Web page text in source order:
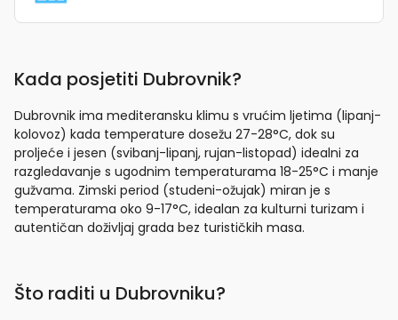
Kada posjetiti Dubrovnik?
Dubrovnik ima mediteransku klimu s vrućim ljetima (lipanj-
kolovoz) kada temperature dosežu 27-28°C, dok su
proljeće i jesen (svibanj-lipanj, rujan-listopad) idealni za
razgledavanje s ugodnim temperaturama 18-25°C i manje
gužvama. Zimski period (studeni-ožujak) miran je s
temperaturama oko 9-17°C, idealan za kulturni turizam i
autentičan doživljaj grada bez turističkih masa.
Što raditi u Dubrovniku?